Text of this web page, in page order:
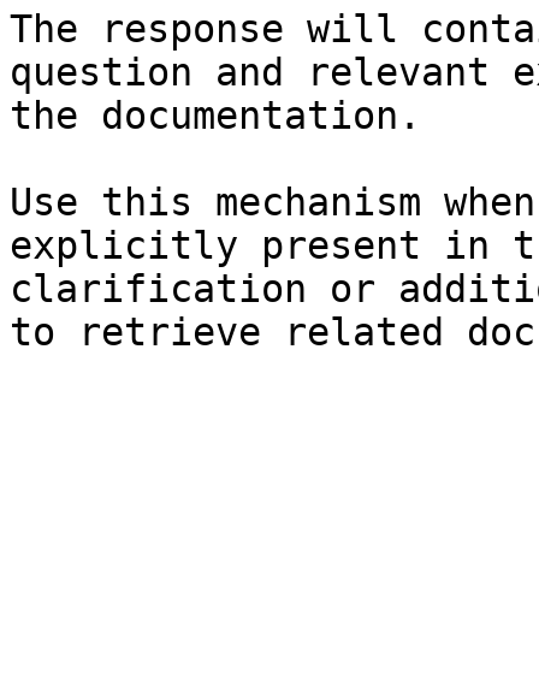
The response will
question and relevant
the documentation.
Use this mechanism
explicitly present in
clarification or